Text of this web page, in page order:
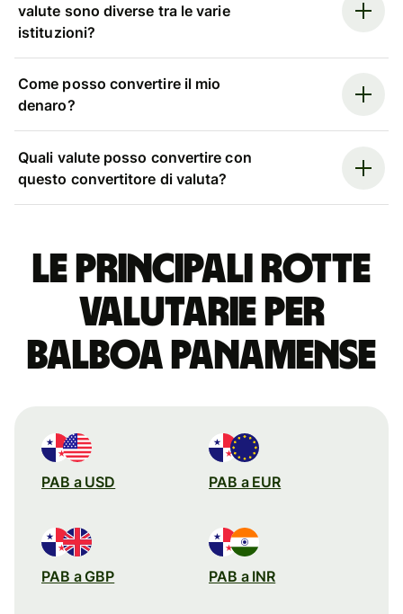
valute sono diverse tra le varie
istituzioni?
Come posso convertire il mio
denaro?
Quali valute posso convertire con
questo convertitore di valuta?
Le principali rotte
valutarie per
balboa panamense
PAB a USD PAB a EUR
PAB a GBP PAB a INR